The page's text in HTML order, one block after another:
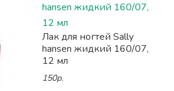
Лак для ногтей Sally
hansen жидкий 160/07,
12 мл
150р.